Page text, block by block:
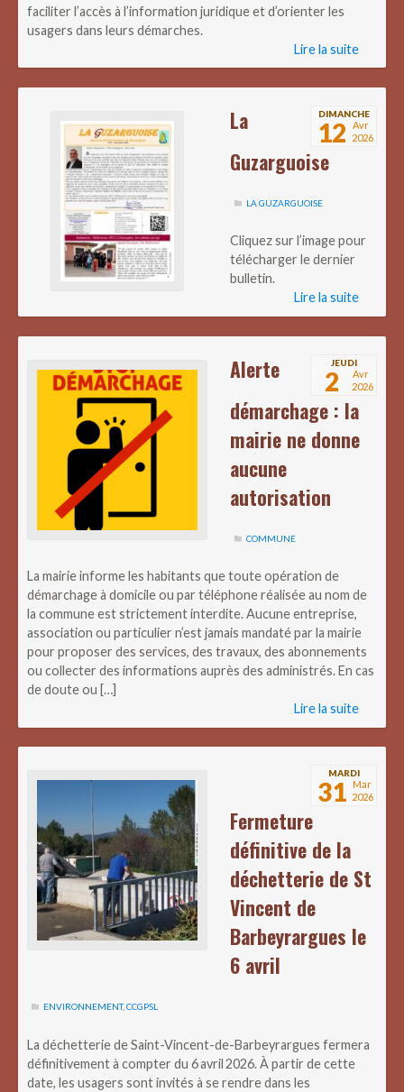
faciliter l’accès à l’information juridique et d’orienter les
usagers dans leurs démarches.
Lire la suite
DIMANCHE
12
Avr
2026
La
Guzarguoise
LA GUZARGUOISE
Cliquez sur l’image pour
télécharger le dernier
bulletin.
Lire la suite
JEUDI
2
Avr
2026
Alerte
démarchage : la
mairie ne donne
aucune
autorisation
COMMUNE
La mairie informe les habitants que toute opération de
démarchage à domicile ou par téléphone réalisée au nom de
la commune est strictement interdite. Aucune entreprise,
association ou particulier n’est jamais mandaté par la mairie
pour proposer des services, des travaux, des abonnements
ou collecter des informations auprès des administrés. En cas
de doute ou […]
Lire la suite
MARDI
31 Mar
2026
Fermeture
définitive de la
déchetterie de St
Vincent de
Barbeyrargues le
6 avril
ENVIRONNEMENT,CCGPSL
La déchetterie de Saint-Vincent-de-Barbeyrargues fermera
définitivement à compter du 6 avril 2026. À partir de cette
date, les usagers sont invités à se rendre dans les